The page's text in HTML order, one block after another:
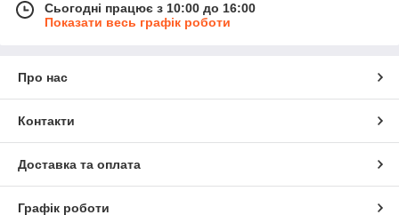
Сьогодні працює з 10:00 до 16:00
Показати весь графік роботи
Про нас
Контакти
Доставка та оплата
Графік роботи